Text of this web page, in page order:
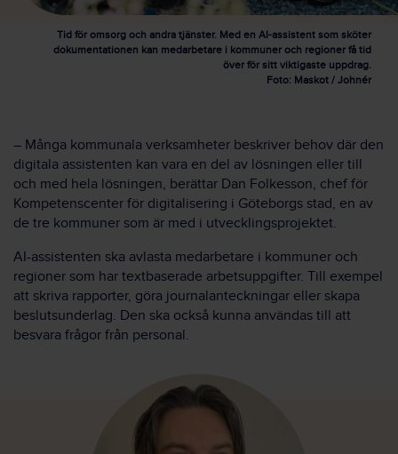
Tid för omsorg och andra tjänster. Med en AI-assistent som sköter
dokumentationen kan medarbetare i kommuner och regioner få tid
över för sitt viktigaste uppdrag.
Foto: Maskot / Johnér
– Många kommunala verksamheter beskriver behov där den
digitala assistenten kan vara en del av lösningen eller till
och med hela lösningen, berättar Dan Folkesson, chef för
Kompetenscenter för digitalisering i Göteborgs stad, en av
de tre kommuner som är med i utvecklingsprojektet.
AI-assistenten ska avlasta medarbetare i kommuner och
regioner som har textbaserade arbetsuppgifter. Till exempel
att skriva rapporter, göra journalanteckningar eller skapa
beslutsunderlag. Den ska också kunna användas till att
besvara frågor från personal.